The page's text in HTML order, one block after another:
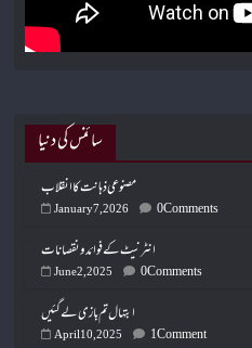
سائنس کی دنیا
مصنوعی ذہانت کا انقلاب
January 7, 2026 0 Comments
انٹرنیٹ کے فوائد و نقصانات
June 2, 2025 0 Comments
ابتہال تم بازی لے گئیں
April 10, 2025 1 Comment